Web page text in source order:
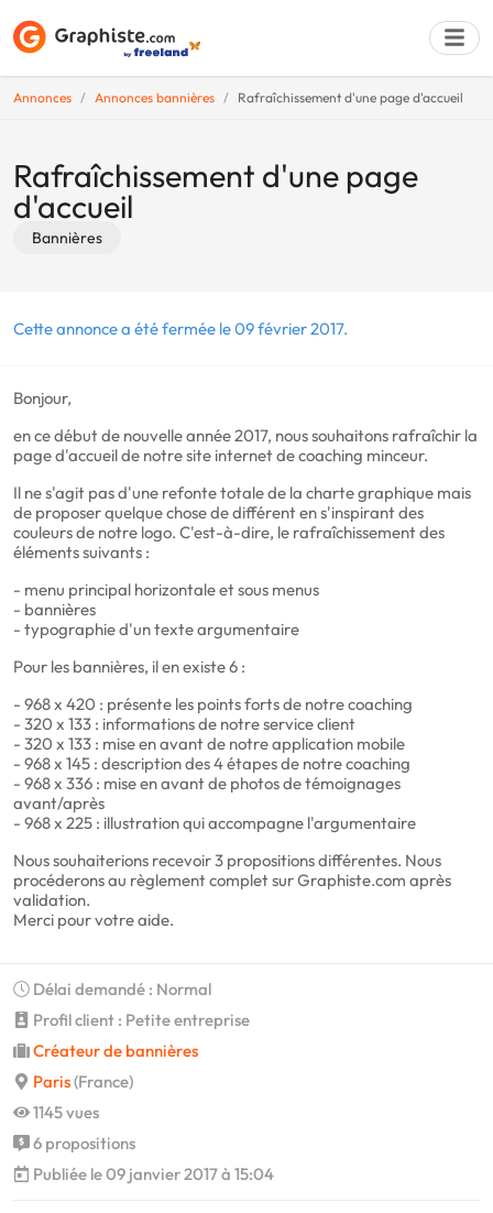
Annonces Annonces bannières Rafraîchissement d'une page d'accueil
Rafraîchissement d'une page
d'accueil
Bannières
Cette annonce a été fermée le 09 février 2017.
Bonjour,
en ce début de nouvelle année 2017, nous souhaitons rafraîchir la
page d'accueil de notre site internet de coaching minceur.
Il ne s'agit pas d'une refonte totale de la charte graphique mais
de proposer quelque chose de différent en s'inspirant des
couleurs de notre logo. C'est-à-dire, le rafraîchissement des
éléments suivants :
- menu principal horizontale et sous menus
- bannières
- typographie d'un texte argumentaire
Pour les bannières, il en existe 6 :
- 968 x 420 : présente les points forts de notre coaching
- 320 x 133 : informations de notre service client
- 320 x 133 : mise en avant de notre application mobile
- 968 x 145 : description des 4 étapes de notre coaching
- 968 x 336 : mise en avant de photos de témoignages
avant/après
- 968 x 225 : illustration qui accompagne l'argumentaire
Nous souhaiterions recevoir 3 propositions différentes. Nous
procéderons au règlement complet sur Graphiste.com après
validation.
Merci pour votre aide.
Délai demandé : Normal
Profil client : Petite entreprise
Créateur de bannières
Paris(France)
1145 vues
6 propositions
Publiée le 09 janvier 2017 à 15:04